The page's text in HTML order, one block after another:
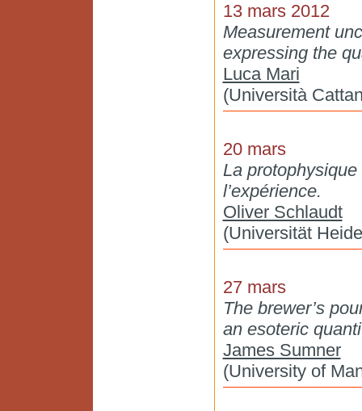
13 mars 2012
Measurement
expressing the
Luca Mari
(Università
20 mars
La
l’expérience.
Oliver Schlaudt
(Universität
27 mars
The brewer’s
an esoteric
James Sumner
(University of